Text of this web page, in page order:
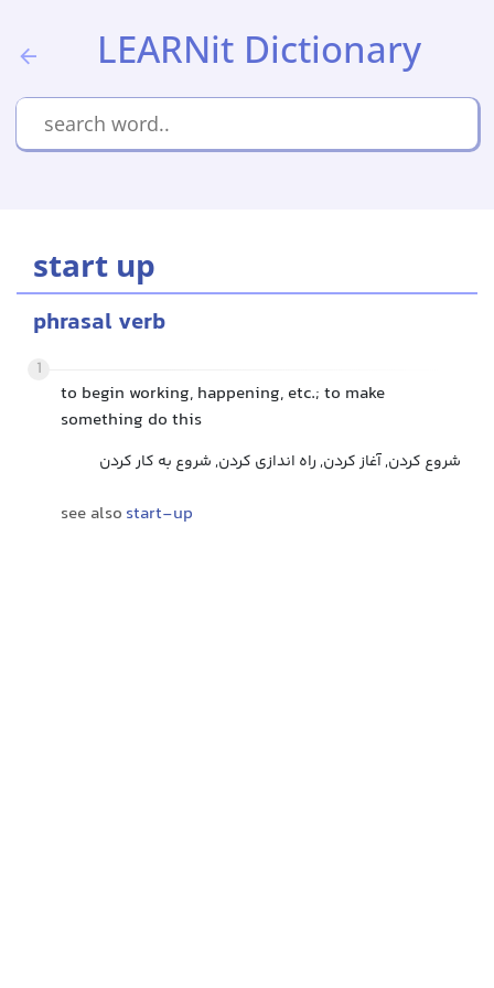
LEARNit Dictionary
start up
phrasal verb
1
to begin working, happening, etc.; to make
something do this
شروع کردن, آغاز کردن, راه اندازی کردن, شروع به کار کردن
see also start-up